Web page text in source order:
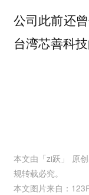
公司此前还
台湾芯善科
本文由「zi跃 」 原
规转载必究。
本文图片来自：